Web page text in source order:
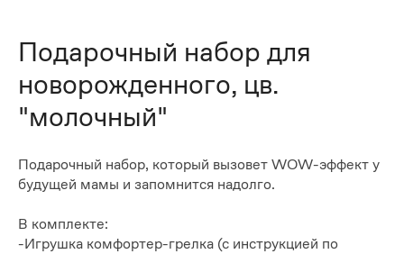
Подарочный набор для
новорожденного, цв.
"молочный"
Подарочный набор, который вызовет WOW-эффект у
будущей мамы и запомнится надолго.
В комплекте:
-Игрушка комфортер-грелка (с инструкцией по